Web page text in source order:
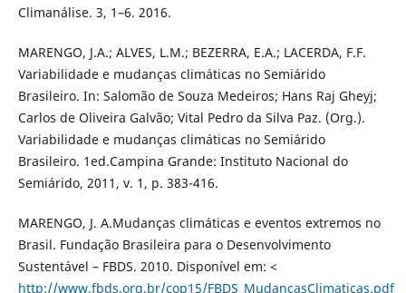
Climanálise. 3, 1–6. 2016.
MARENGO, J.A.; ALVES, L.M.; BEZERRA, E.A.; LACERDA, F.F.
Variabilidade e mudanças climáticas no Semiárido
Brasileiro. In: Salomão de Souza Medeiros; Hans Raj Gheyj;
Carlos de Oliveira Galvão; Vital Pedro da Silva Paz. (Org.).
Variabilidade e mudanças climáticas no Semiárido
Brasileiro. 1ed.Campina Grande: Instituto Nacional do
Semiárido, 2011, v. 1, p. 383-416.
MARENGO, J. A.Mudanças climáticas e eventos extremos no
Brasil. Fundação Brasileira para o Desenvolvimento
Sustentável – FBDS. 2010. Disponível em: <
http://www.fbds.org.br/cop15/FBDS_MudancasClimaticas.pdf